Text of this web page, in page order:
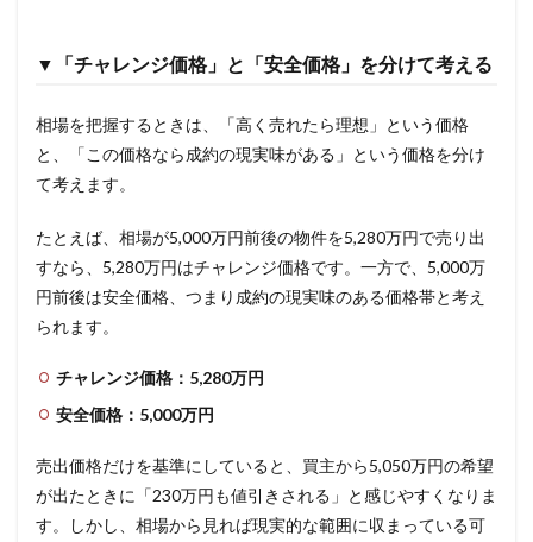
▼「チャレンジ価格」と「安全価格」を分けて考える
相場を把握するときは、「高く売れたら理想」という価格
と、「この価格なら成約の現実味がある」という価格を分け
て考えます。
たとえば、相場が5,000万円前後の物件を5,280万円で売り出
すなら、5,280万円はチャレンジ価格です。一方で、5,000万
円前後は安全価格、つまり成約の現実味のある価格帯と考え
られます。
チャレンジ価格：5,280万円
安全価格：5,000万円
売出価格だけを基準にしていると、買主から5,050万円の希望
が出たときに「230万円も値引きされる」と感じやすくなりま
す。しかし、相場から見れば現実的な範囲に収まっている可